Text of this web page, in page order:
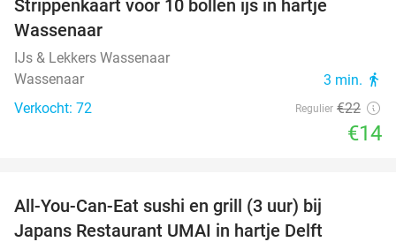
Strippenkaart voor 10 bollen ijs in hartje
Wassenaar
IJs & Lekkers Wassenaar
Wassenaar
3 min. directions_walk
Verkocht: 72 Regulier €22
€14
All-You-Can-Eat sushi en grill (3 uur) bij
Japans Restaurant UMAI in hartje Delft